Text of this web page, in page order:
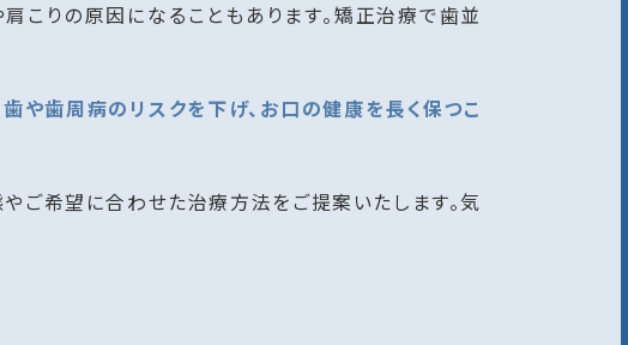
こりの原因になることもあります。矯正治療で歯並
や歯周病のリスクを下げ、お口の健康を長く保つこ
ご希望に合わせた治療方法をご提案いたします。気